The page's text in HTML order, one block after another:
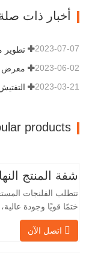
الداخلي 57.76 القطر الخارجي 304.…
أخبار ذات
تطوير 2023-07-07
معرض 2023-06-02
2023-03-21
products
شفة المنتج
تتطلب الفلنجات
الخاصة بنا بمعالجة
لسنوات عديدة وتقوم
اتصل الآن